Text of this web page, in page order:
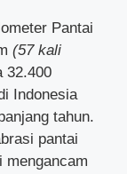
Pantai
(57 kali
32.400
Indonesia
tahun.
pantai
mengancam